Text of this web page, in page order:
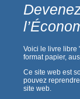
Voici le livre libre
format papier,
Ce site web est
pouvez
site web.